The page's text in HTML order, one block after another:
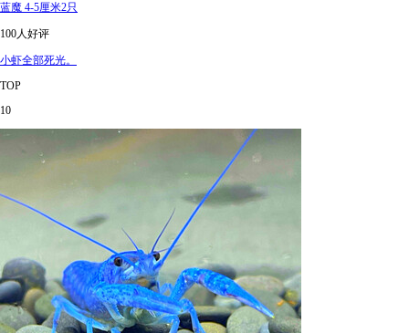
蓝魔 4-5厘米2只
100人好评
小虾全部死光。
TOP
10